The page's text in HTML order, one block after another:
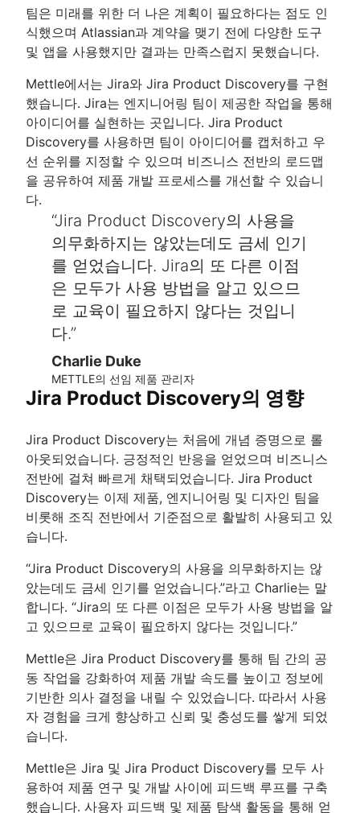
팀은 미래를 위한 더 나은 계획이 필요하다는 점도 인
식했으며 Atlassian과 계약을 맺기 전에 다양한 도구
및 앱을 사용했지만 결과는 만족스럽지 못했습니다.
Mettle에서는 Jira와 Jira Product Discovery를 구현
했습니다. Jira는 엔지니어링 팀이 제공한 작업을 통해
아이디어를 실현하는 곳입니다. Jira Product
Discovery를 사용하면 팀이 아이디어를 캡처하고 우
선 순위를 지정할 수 있으며 비즈니스 전반의 로드맵
을 공유하여 제품 개발 프로세스를 개선할 수 있습니
다.
Jira Product Discovery의 사용을
의무화하지는 않았는데도 금세 인기
를 얻었습니다. Jira의 또 다른 이점
은 모두가 사용 방법을 알고 있으므
로 교육이 필요하지 않다는 것입니
다.
Charlie Duke
METTLE의 선임 제품 관리자
Jira Product Discovery의 영향
Jira Product Discovery는 처음에 개념 증명으로 롤
아웃되었습니다. 긍정적인 반응을 얻었으며 비즈니스
전반에 걸쳐 빠르게 채택되었습니다. Jira Product
Discovery는 이제 제품, 엔지니어링 및 디자인 팀을
비롯해 조직 전반에서 기준점으로 활발히 사용되고 있
습니다.
“Jira Product Discovery의 사용을 의무화하지는 않
았는데도 금세 인기를 얻었습니다.”라고 Charlie는 말
합니다. “Jira의 또 다른 이점은 모두가 사용 방법을 알
고 있으므로 교육이 필요하지 않다는 것입니다.”
Mettle은 Jira Product Discovery를 통해 팀 간의 공
동 작업을 강화하여 제품 개발 속도를 높이고 정보에
기반한 의사 결정을 내릴 수 있었습니다. 따라서 사용
자 경험을 크게 향상하고 신뢰 및 충성도를 쌓게 되었
습니다.
Mettle은 Jira 및 Jira Product Discovery를 모두 사
용하여 제품 연구 및 개발 사이에 피드백 루프를 구축
했습니다. 사용자 피드백 및 제품 탐색 활동을 통해 얻